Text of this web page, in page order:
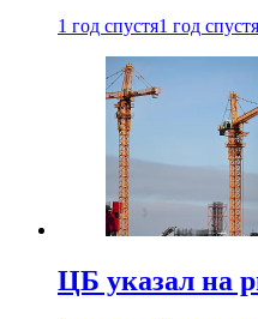
1 год спустя1 год спустя
ЦБ указал на